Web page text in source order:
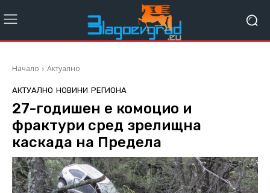
Начало Актуално
АКТУАЛНО НОВИНИ РЕГИОНА
27-годишен е комоцио и
фрактури сред зрелищна
каскада на Предела